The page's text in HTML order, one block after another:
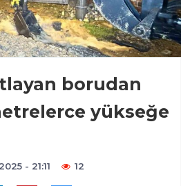
borudan
yükseğe
- 21:11 12